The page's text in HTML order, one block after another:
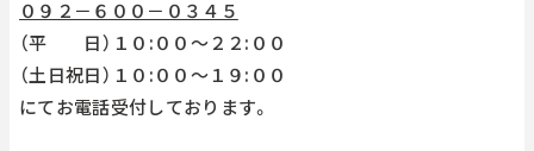
０９２－６００－０３４５
（平 日）１０:００～２２:００
（土日祝日）１０:００～１９:００
にてお電話受付しております。